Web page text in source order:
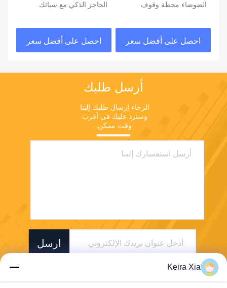
الضوضاء محطة وقوف
وقوف السيارات
احصل على أفضل سعر
الحاجز الذكي مع سبائك
احصل على أفضل سعر
أرسل طلبك
وقت ممكن.
ارسل
Keira Xia